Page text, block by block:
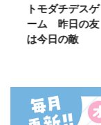
世にもふしぎな
ＳＣＰガチャ！
（１） かわい